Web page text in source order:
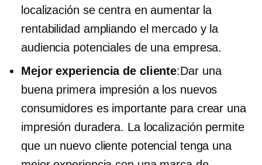
localización se centra en aumentar la
rentabilidad ampliando el mercado y la
audiencia potenciales de una empresa.
Mejor experiencia de cliente:Dar una
buena primera impresión a los nuevos
consumidores es importante para crear una
impresión duradera. La localización permite
que un nuevo cliente potencial tenga una